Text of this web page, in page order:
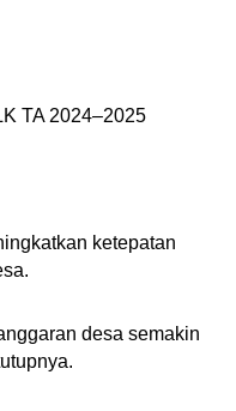
TA 2024–2025
ketepatan
desa semakin